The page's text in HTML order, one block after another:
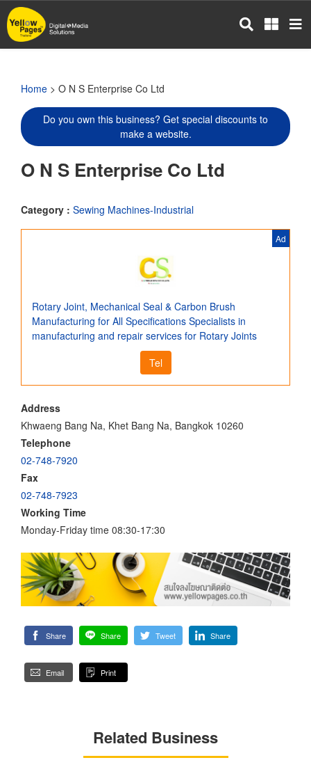
Skip
to
main
Home > O N S Enterprise Co Ltd
Do you own this business? Get special discounts to
make a website.
O N S Enterprise Co Ltd
Category : Sewing Machines-Industrial
Ad
Rotary Joint, Mechanical Seal & Carbon Brush
Manufacturing for All Specifications Specialists in
manufacturing and repair services for Rotary Joints
Tel
Address
Khwaeng Bang Na, Khet Bang Na, Bangkok 10260
Telephone
02-748-7920
Fax
02-748-7923
Working Time
Monday-Friday time 08:30-17:30
Share Share Tweet Share
Email Print
Related Business